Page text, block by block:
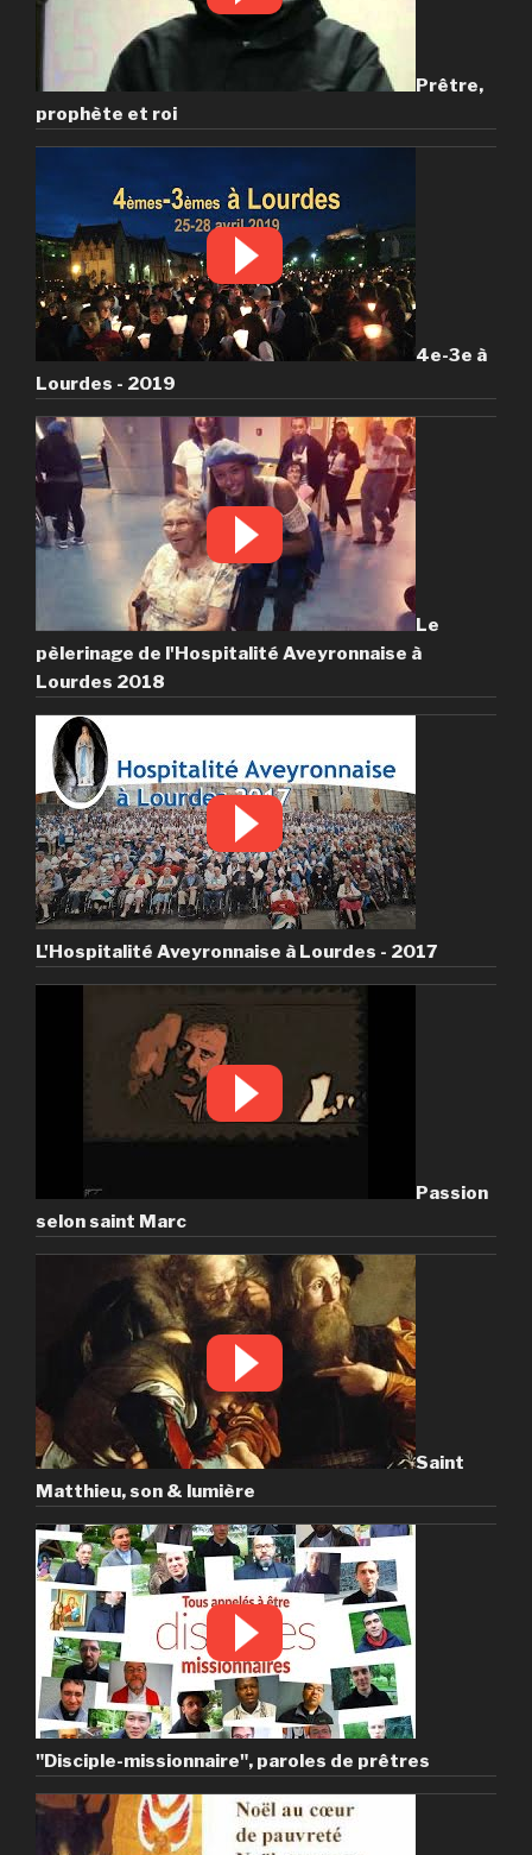
Prêtre,
prophète et roi
4e-3e à
Lourdes - 2019
Le
pèlerinage de l'Hospitalité Aveyronnaise à
Lourdes 2018
L'Hospitalité Aveyronnaise à Lourdes - 2017
Passion
selon saint Marc
Saint
Matthieu, son & lumière
"Disciple-missionnaire", paroles de prêtres